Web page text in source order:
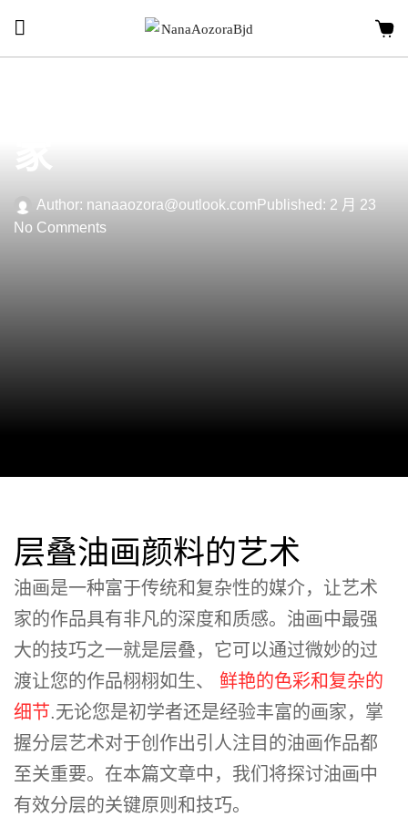
Author: nanaaozora@outlook.com Published: 2 月 23
No Comments
层叠油画颜料的艺术
油画是一种富于传统和复杂性的媒介，让艺术
家的作品具有非凡的深度和质感。油画中最强
大的技巧之一就是层叠，它可以通过微妙的过
渡让您的作品栩栩如生、 鲜艳的色彩和复杂的
细节.无论您是初学者还是经验丰富的画家，掌
握分层艺术对于创作出引人注目的油画作品都
至关重要。在本篇文章中，我们将探讨油画中
有效分层的关键原则和技巧。